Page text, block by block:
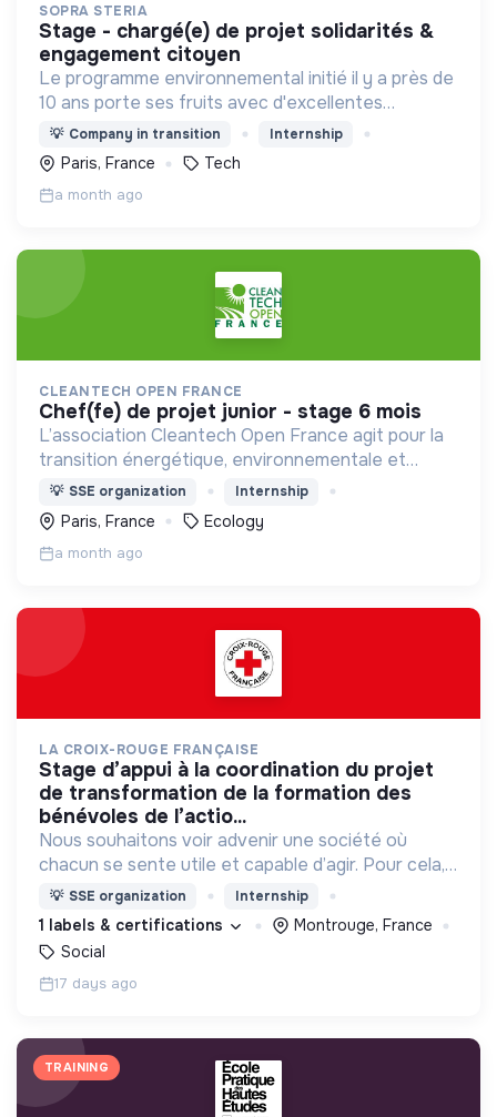
SOPRA STERIA
stage - chargé(e) de projet solidarités &
engagement citoyen
Le programme environnemental initié il y a près de
10 ans porte ses fruits avec d'excellentes
performances, le Groupe se classe parmi les
leaders de l'action contre le changement
climatique
💡 Company in transition Internship
Paris, France Tech
a month ago
CLEANTECH OPEN FRANCE
chef(fe) de projet junior - stage 6 mois
L’association Cleantech Open France agit pour la
transition énergétique, environnementale et
climatique par le développement des technologies
propres. Ecosystème de 650 entreprises éco-
innovantes.
💡 SSE organization Internship
Paris, France Ecology
a month ago
LA CROIX-ROUGE FRANÇAISE
stage d’appui à la coordination du projet
de transformation de la formation des
bénévoles de l’actio...
Nous souhaitons voir advenir une société où
chacun se sente utile et capable d’agir. Pour cela,
nous proposons des moyens et des lieux
d’engagement innovants et adaptés à tous.
💡 SSE organization Internship
1 labels & certifications
Montrouge, France
Social
17 days ago
TRAINING